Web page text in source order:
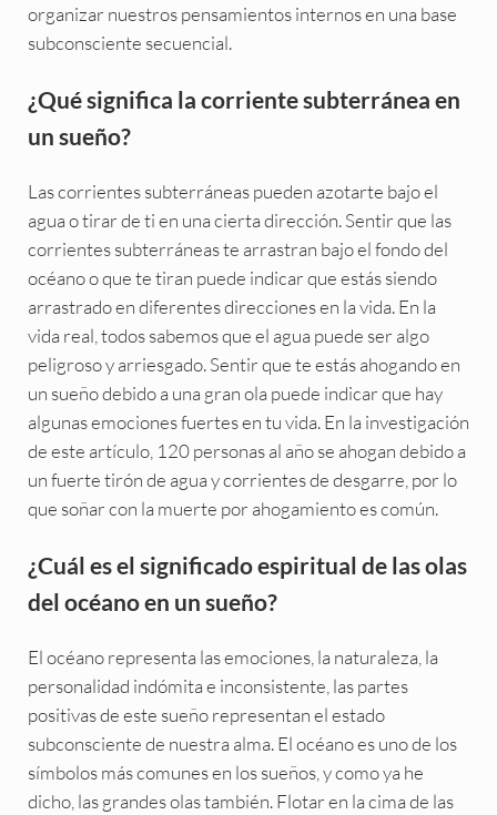
organizar nuestros pensamientos internos en una base
subconsciente secuencial.
¿Qué significa la corriente subterránea en
un sueño?
Las corrientes subterráneas pueden azotarte bajo el
agua o tirar de ti en una cierta dirección. Sentir que las
corrientes subterráneas te arrastran bajo el fondo del
océano o que te tiran puede indicar que estás siendo
arrastrado en diferentes direcciones en la vida. En la
vida real, todos sabemos que el agua puede ser algo
peligroso y arriesgado. Sentir que te estás ahogando en
un sueño debido a una gran ola puede indicar que hay
algunas emociones fuertes en tu vida. En la investigación
de este artículo, 120 personas al año se ahogan debido a
un fuerte tirón de agua y corrientes de desgarre, por lo
que soñar con la muerte por ahogamiento es común.
¿Cuál es el significado espiritual de las olas
del océano en un sueño?
El océano representa las emociones, la naturaleza, la
personalidad indómita e inconsistente, las partes
positivas de este sueño representan el estado
subconsciente de nuestra alma. El océano es uno de los
símbolos más comunes en los sueños, y como ya he
dicho, las grandes olas también. Flotar en la cima de las